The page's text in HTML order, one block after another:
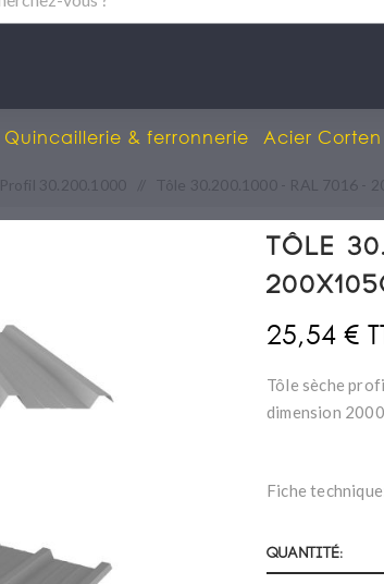
Quincaillerie & ferronnerie Acier Corten
Profil 30.200.1000 Tôle 30.200.1000 - RAL 7016 -
Tôle
25,54 €
Tôle sèche
dimension
Fiche
Quantité: